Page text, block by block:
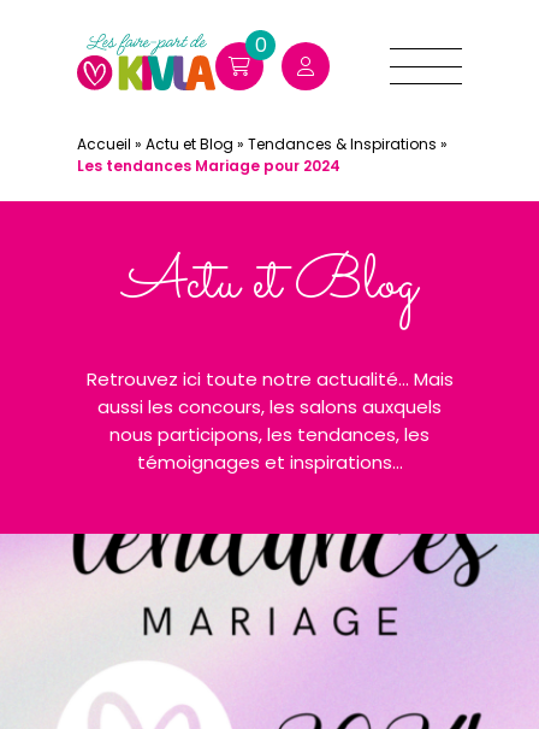
0
Accueil » Actu et Blog » Tendances & Inspirations »
Les tendances Mariage pour 2024
Actu et Blog
Retrouvez ici toute notre actualité... Mais
aussi les concours, les salons auxquels
nous participons, les tendances, les
témoignages et inspirations...